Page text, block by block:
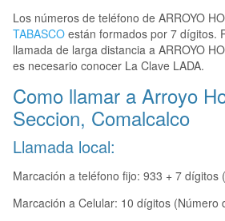
Los números de teléfono de ARROYO
TABASCO están formados por 7 dígitos.
llamada de larga distancia a ARROYO
es necesario conocer La Clave LADA.
Como llamar a Arroyo
Seccion, Comalcalco
Llamada local:
Marcación a teléfono fijo: 933 + 7 dígitos
Marcación a Celular: 10 dígitos (Número